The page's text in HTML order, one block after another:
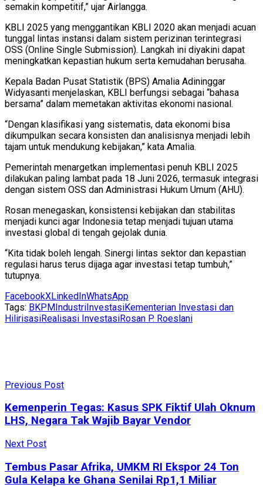
semakin kompetitif,” ujar Airlangga.
KBLI 2025 yang menggantikan KBLI 2020 akan menjadi acuan
tunggal lintas instansi dalam sistem perizinan terintegrasi
OSS (Online Single Submission). Langkah ini diyakini dapat
meningkatkan kepastian hukum serta kemudahan berusaha.
Kepala Badan Pusat Statistik (BPS) Amalia Adininggar
Widyasanti menjelaskan, KBLI berfungsi sebagai “bahasa
bersama” dalam memetakan aktivitas ekonomi nasional.
“Dengan klasifikasi yang sistematis, data ekonomi bisa
dikumpulkan secara konsisten dan analisisnya menjadi lebih
tajam untuk mendukung kebijakan,” kata Amalia.
Pemerintah menargetkan implementasi penuh KBLI 2025
dilakukan paling lambat pada 18 Juni 2026, termasuk integrasi
dengan sistem OSS dan Administrasi Hukum Umum (AHU).
Rosan menegaskan, konsistensi kebijakan dan stabilitas
menjadi kunci agar Indonesia tetap menjadi tujuan utama
investasi global di tengah gejolak dunia.
“Kita tidak boleh lengah. Sinergi lintas sektor dan kepastian
regulasi harus terus dijaga agar investasi tetap tumbuh,”
tutupnya.
FacebookXLinkedInWhatsApp
Tags: BKPMIndustriInvestasiKementerian Investasi dan
HilirisasiRealisasi InvestasiRosan P. Roeslani
Previous Post
Kemenperin Tegas: Kasus SPK Fiktif Ulah Oknum
LHS, Negara Tak Wajib Bayar Vendor
Next Post
Tembus Pasar Afrika, UMKM RI Ekspor 24 Ton
Gula Kelapa ke Ghana Senilai Rp1,1 Miliar